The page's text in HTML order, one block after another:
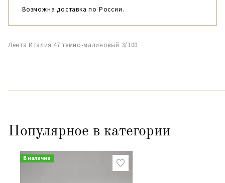
Возможна доставка по России.
Лента Италия 47 темно-малиновый 3/100
Популярное в категории
В наличии